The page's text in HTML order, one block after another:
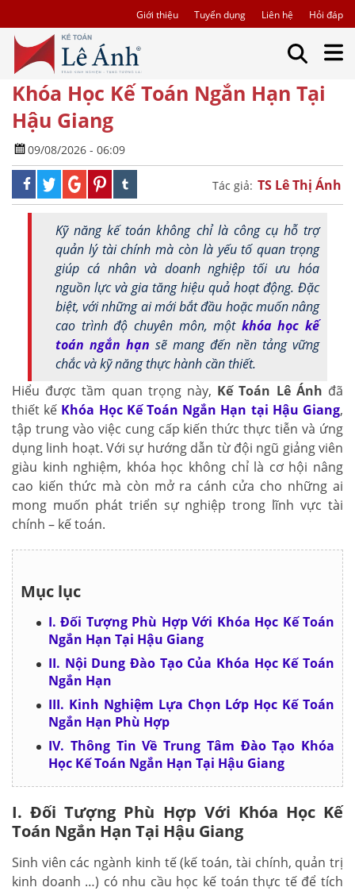
Giới thiệu Tuyển dụng Liên hệ Hỏi đáp
Khóa Học Kế Toán Ngắn Hạn Tại
Hậu Giang
09/08/2026 - 06:09
Tác giả: TS Lê Thị Ánh
Kỹ năng kế toán không chỉ là công cụ hỗ trợ
quản lý tài chính mà còn là yếu tố quan trọng
giúp cá nhân và doanh nghiệp tối ưu hóa
nguồn lực và gia tăng hiệu quả hoạt động. Đặc
biệt, với những ai mới bắt đầu hoặc muốn nâng
cao trình độ chuyên môn, một khóa học kế
toán ngắn hạn sẽ mang đến nền tảng vững
chắc và kỹ năng thực hành cần thiết.
Hiểu được tầm quan trọng này, Kế Toán Lê Ánh đã
thiết kế Khóa Học Kế Toán Ngắn Hạn tại Hậu Giang,
tập trung vào việc cung cấp kiến thức thực tiễn và ứng
dụng linh hoạt. Với sự hướng dẫn từ đội ngũ giảng viên
giàu kinh nghiệm, khóa học không chỉ là cơ hội nâng
cao kiến thức mà còn mở ra cánh cửa cho những ai
mong muốn phát triển sự nghiệp trong lĩnh vực tài
chính – kế toán.
Mục lục
I. Đối Tượng Phù Hợp Với Khóa Học Kế Toán
Ngắn Hạn Tại Hậu Giang
II. Nội Dung Đào Tạo Của Khóa Học Kế Toán
Ngắn Hạn
III. Kinh Nghiệm Lựa Chọn Lớp Học Kế Toán
Ngắn Hạn Phù Hợp
IV. Thông Tin Về Trung Tâm Đào Tạo Khóa
Học Kế Toán Ngắn Hạn Tại Hậu Giang
I. Đối Tượng Phù Hợp Với Khóa Học Kế
Toán Ngắn Hạn Tại Hậu Giang
Sinh viên các ngành kinh tế (kế toán, tài chính, quản trị
kinh doanh …) có nhu cầu học kế toán thực tế để tích